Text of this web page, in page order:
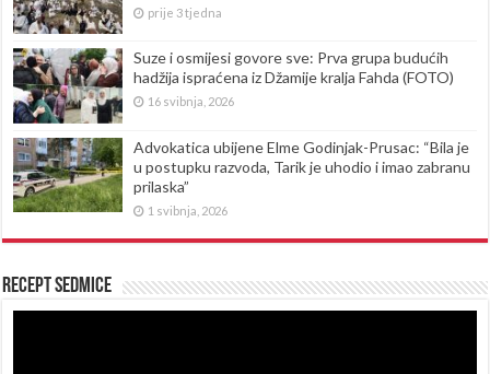
prije 3 tjedna
Suze i osmijesi govore sve: Prva grupa budućih
hadžija ispraćena iz Džamije kralja Fahda (FOTO)
16 svibnja, 2026
Advokatica ubijene Elme Godinjak-Prusac: “Bila je
u postupku razvoda, Tarik je uhodio i imao zabranu
prilaska”
1 svibnja, 2026
Recept sedmice